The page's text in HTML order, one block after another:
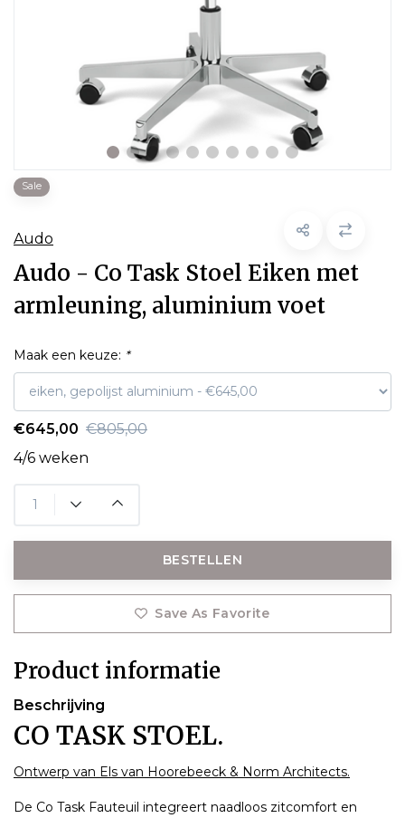
Sale
Audo
Audo - Co Task Stoel Eiken met
armleuning, aluminium voet
Maak een keuze: *
€645,00 €805,00
4/6 weken
BESTELLEN
Save As Favorite
Product informatie
Beschrijving
CO TASK STOEL.
Ontwerp van Els van Hoorebeeck & Norm Architects.
De Co Task Fauteuil integreert naadloos zitcomfort en